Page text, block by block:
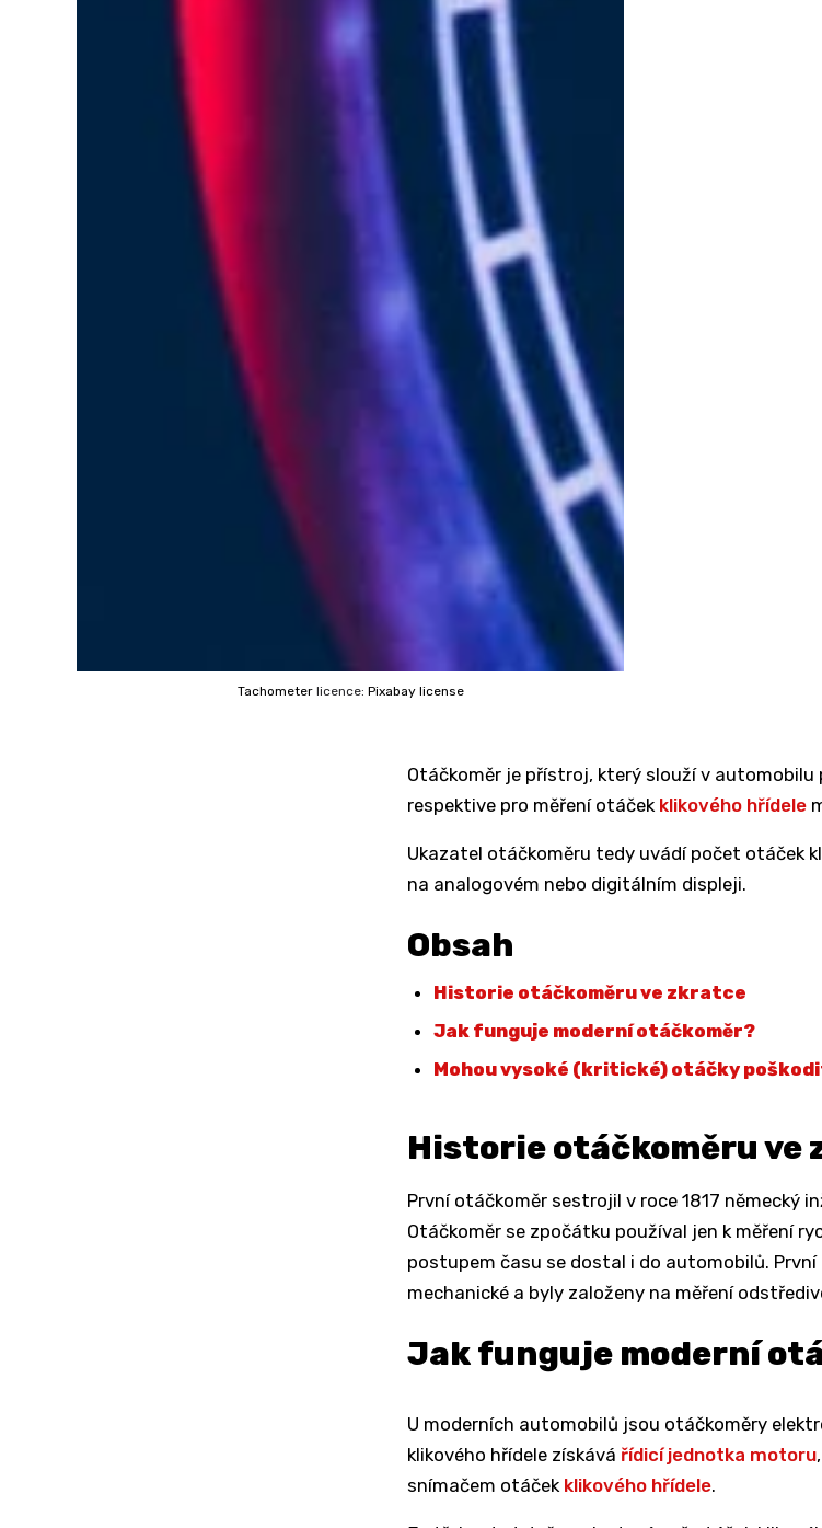
Tachometer licence: Pixabay license
Otáčkoměr je přístroj, který slouží v automobilu
respektive pro měření otáček klikového hřídele
Ukazatel otáčkoměru tedy uvádí počet otáček
na analogovém nebo digitálním displeji.
Obsah
Historie otáčkoměru ve zkratce
Jak funguje moderní otáčkoměr?
Mohou vysoké (kritické) otáčky
Historie otáčkoměru ve
První otáčkoměr sestrojil v roce 1817 německý
Otáčkoměr se zpočátku používal jen k měření
postupem času se dostal i do automobilů.
mechanické a byly založeny na měření
Jak funguje moderní
U moderních automobilů jsou otáčkoměry
klikového hřídele získává řídicí jednotka motoru
snímačem otáček klikového hřídele.